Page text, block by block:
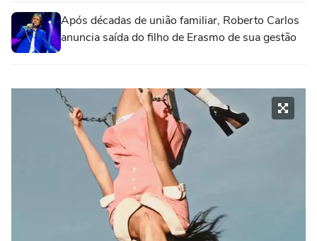
Após décadas de união familiar, Roberto Carlos
anuncia saída do filho de Erasmo de sua gestão